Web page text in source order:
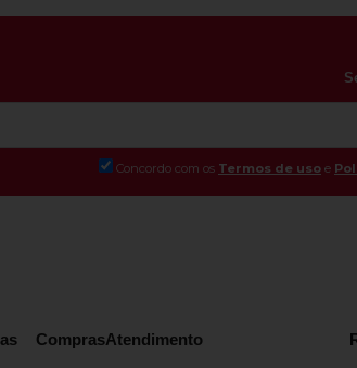
Concordo com os Termos de uso e
ComprasAtendimento